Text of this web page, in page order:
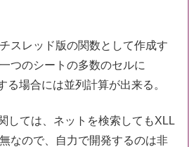
スレッド版の関数として作成す
つのシートの多数のセルに
る場合には並列計算が出来る。
しては、ネットを検索してもXLL
なので、自力で開発するのは非